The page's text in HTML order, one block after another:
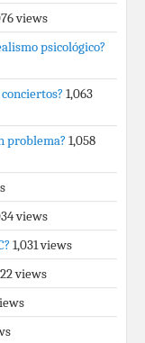
views
psicológico?
1,063
problema? 1,058
views
1,031 views
views